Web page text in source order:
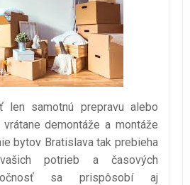
len samotnú prepravu alebo
demontáže a montáže
bytov Bratislava tak prebieha
potrieb a časových
sa prispôsobí aj